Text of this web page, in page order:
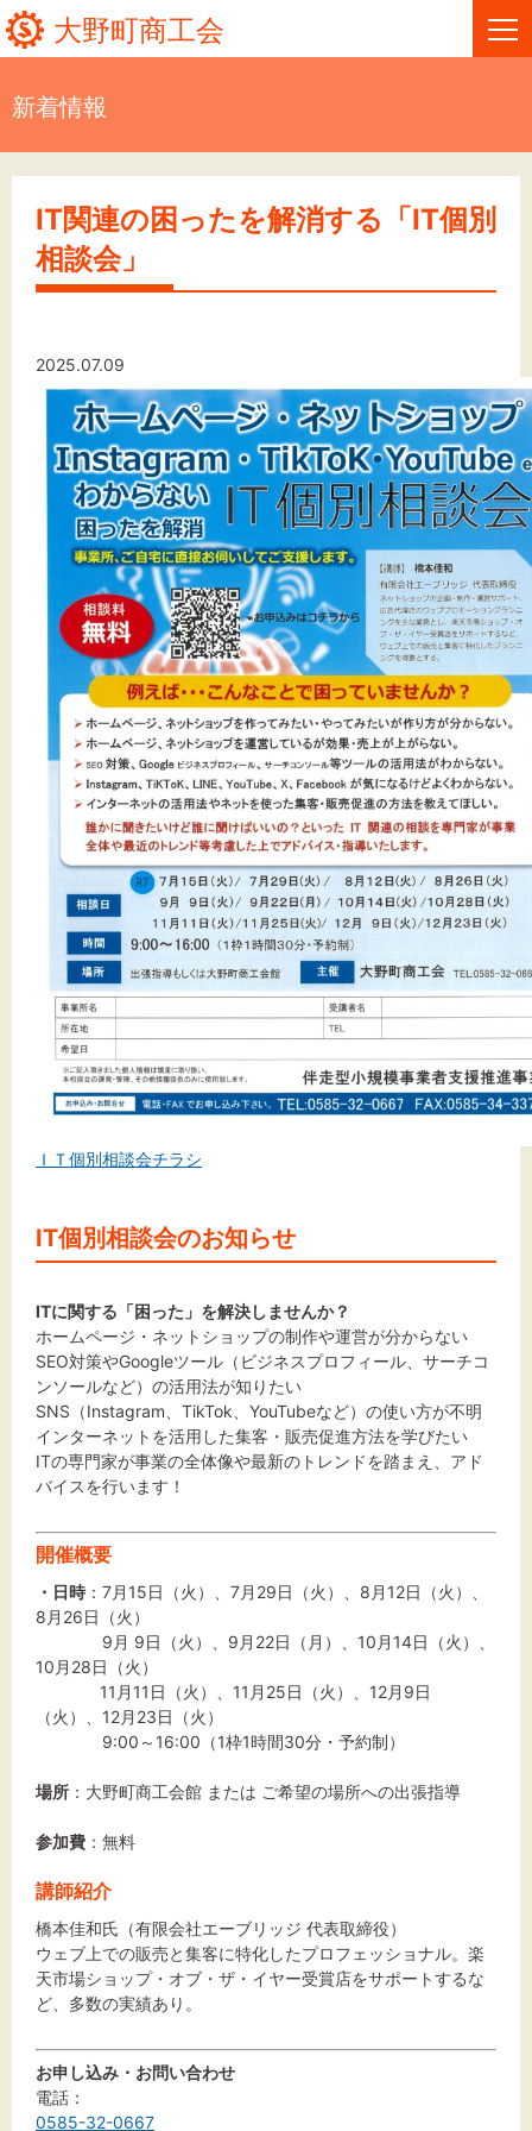
大野町商工会
大野町商工会情報
お問い合わせ
文字サイズ
標準 拡大
背景色
黒 白 黄
新着情報
IT関連の困ったを解消する「IT個別
相談会」
2025.07.09
ＩＴ個別相談会チラシ
IT個別相談会のお知らせ
ITに関する「困った」を解決しませんか？
ホームページ・ネットショップの制作や運営が分からない
SEO対策やGoogleツール（ビジネスプロフィール、サーチコ
ンソールなど）の活用法が知りたい
SNS（Instagram、TikTok、YouTubeなど）の使い方が不明
インターネットを活用した集客・販売促進方法を学びたい
ITの専門家が事業の全体像や最新のトレンドを踏まえ、アド
バイスを行います！
開催概要
・日時 ：7月15日（火）、7月29日（火）、8月12日（火）、
8月26日（火）
9月 9日（火）、9月22日（月）、10月14日（火）、
10月28日（火）
11月11日（火）、11月25日（火）、12月9日
（火）、12月23日（火）
9:00～16:00（1枠1時間30分・予約制）
場所 ：大野町商工会館 または ご希望の場所への出張指導
参加費 ：無料
講師紹介
橋本佳和氏（有限会社エーブリッジ 代表取締役）
ウェブ上での販売と集客に特化したプロフェッショナル。楽
天市場ショップ・オブ・ザ・イヤー受賞店をサポートするな
ど、多数の実績あり。
お申し込み・お問い合わせ
電話：
0585-32-0667